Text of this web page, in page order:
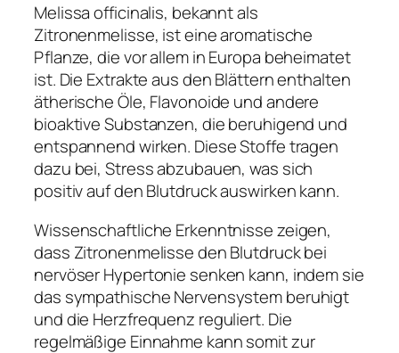
Melissa officinalis, bekannt als
Zitronenmelisse, ist eine aromatische
Pflanze, die vor allem in Europa beheimatet
ist. Die Extrakte aus den Blättern enthalten
ätherische Öle, Flavonoide und andere
bioaktive Substanzen, die beruhigend und
entspannend wirken. Diese Stoffe tragen
dazu bei, Stress abzubauen, was sich
positiv auf den Blutdruck auswirken kann.
Wissenschaftliche Erkenntnisse zeigen,
dass Zitronenmelisse den Blutdruck bei
nervöser Hypertonie senken kann, indem sie
das sympathische Nervensystem beruhigt
und die Herzfrequenz reguliert. Die
regelmäßige Einnahme kann somit zur